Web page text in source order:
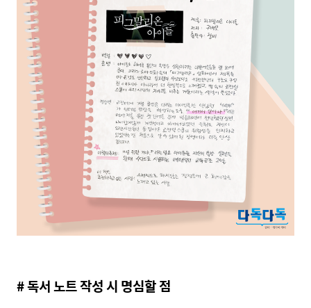
# 독서 노트 작성 시 명심할 점